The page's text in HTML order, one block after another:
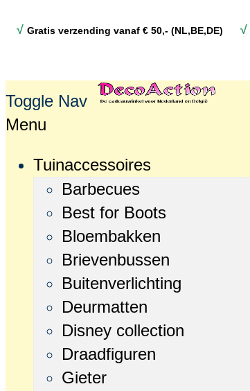
√ Gratis verzending vanaf € 50,- (NL,BE,DE) √
Toggle Nav
Menu
Tuinaccessoires
Barbecues
Best for Boots
Bloembakken
Brievenbussen
Buitenverlichting
Deurmatten
Disney collection
Draadfiguren
Gieter